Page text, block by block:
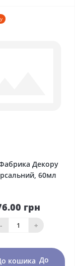
Декору
60мл
грн
- +
До